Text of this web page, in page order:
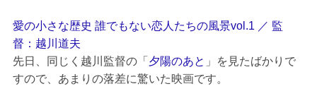
愛の小さな歴史 誰でもない恋人たちの風景vol.1 ／ 監
督：越川道夫
先日、同じく越川監督の「 夕陽のあと 」を見たばかりで
すので、あまりの落差に驚いた映画です。